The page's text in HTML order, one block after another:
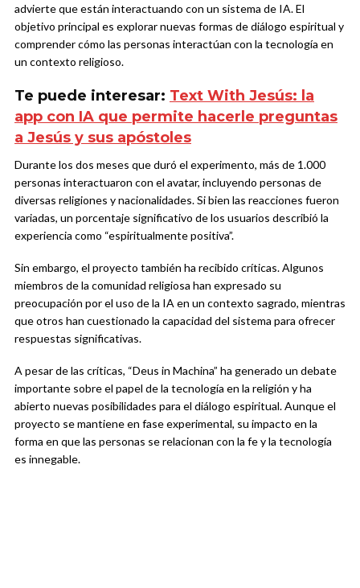
advierte que están interactuando con un sistema de IA. El
objetivo principal es explorar nuevas formas de diálogo espiritual y
comprender cómo las personas interactúan con la tecnología en
un contexto religioso.
Te puede interesar: Text With Jesús: la
app con IA que permite hacerle preguntas
a Jesús y sus apóstoles
Durante los dos meses que duró el experimento, más de 1.000
personas interactuaron con el avatar, incluyendo personas de
diversas religiones y nacionalidades. Si bien las reacciones fueron
variadas, un porcentaje significativo de los usuarios describió la
experiencia como “espiritualmente positiva”.
Sin embargo, el proyecto también ha recibido críticas. Algunos
miembros de la comunidad religiosa han expresado su
preocupación por el uso de la IA en un contexto sagrado, mientras
que otros han cuestionado la capacidad del sistema para ofrecer
respuestas significativas.
A pesar de las críticas, “Deus in Machina” ha generado un debate
importante sobre el papel de la tecnología en la religión y ha
abierto nuevas posibilidades para el diálogo espiritual. Aunque el
proyecto se mantiene en fase experimental, su impacto en la
forma en que las personas se relacionan con la fe y la tecnología
es innegable.